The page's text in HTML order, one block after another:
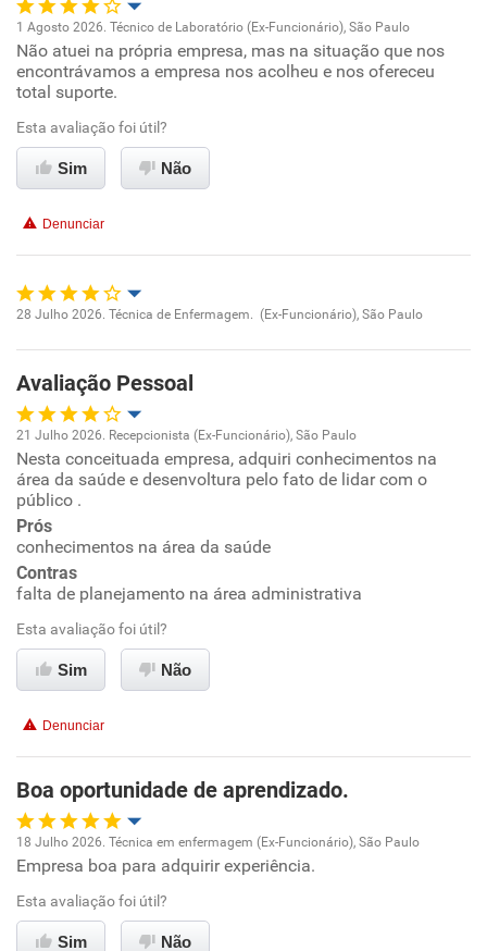
Oportunidade de promoção
Ambiente de trabalho
Conciliação com a vida familiar
Recomenda a diretoria
1 Agosto 2026. Técnico de Laboratório (Ex-Funcionário), São Paulo
Não atuei na própria empresa, mas na situação que nos
encontrávamos a empresa nos acolheu e nos ofereceu
total suporte.
Esta avaliação foi útil?
Sim Não
Denunciar
Ambiente de trabalho
Conciliação com a vida familiar
Benefícios
Recomenda esta empresa
Recomenda a diretoria
28 Julho 2026. Técnica de Enfermagem. (Ex-Funcionário), São Paulo
Avaliação Pessoal
Oportunidade de promoção
Conciliação com a vida familiar
Benefícios
Recomenda esta empresa
21 Julho 2026. Recepcionista (Ex-Funcionário), São Paulo
Nesta conceituada empresa, adquiri conhecimentos na
área da saúde e desenvoltura pelo fato de lidar com o
público .
Prós
conhecimentos na área da saúde
Contras
falta de planejamento na área administrativa
Esta avaliação foi útil?
Sim Não
Denunciar
Boa oportunidade de aprendizado.
Oportunidade de promoção
Ambiente de trabalho
18 Julho 2026. Técnica em enfermagem (Ex-Funcionário), São Paulo
Empresa boa para adquirir experiência.
Esta avaliação foi útil?
Sim Não